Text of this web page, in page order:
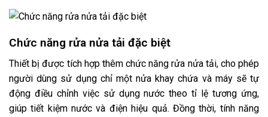
Chức năng rửa nửa tải đặc biệt
Thiết bị được tích hợp thêm chức năng rửa nửa tải, cho phép
người dùng sử dụng chỉ một nửa khay chứa và máy sẽ tự
động điều chỉnh việc sử dụng nước theo tỉ lệ tương ứng,
giúp tiết kiệm nước và điện hiệu quả. Đồng thời, tính năng